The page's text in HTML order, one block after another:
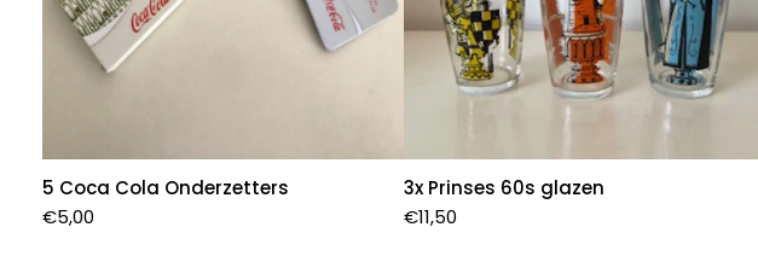
5 Coca Cola Onderzetters
€5,00
3x Prinses 60s glazen
€11,50